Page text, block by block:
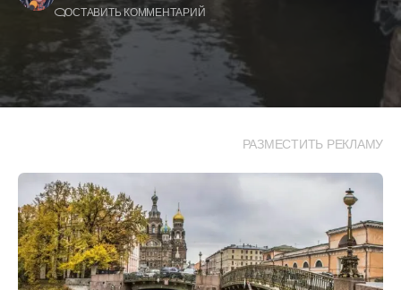
ОСТАВИТЬ КОММЕНТАРИЙ
РАЗМЕСТИТЬ РЕКЛАМУ